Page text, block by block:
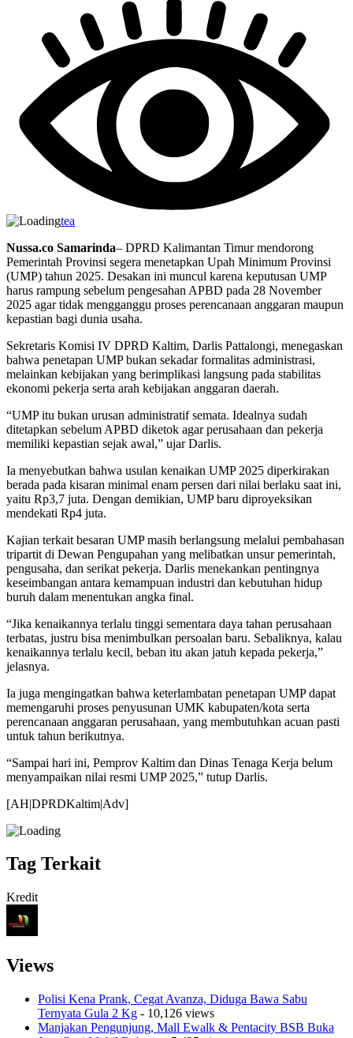
tea
Nussa.co Samarinda– DPRD Kalimantan Timur mendorong
Pemerintah Provinsi segera menetapkan Upah Minimum Provinsi
(UMP) tahun 2025. Desakan ini muncul karena keputusan UMP
harus rampung sebelum pengesahan APBD pada 28 November
2025 agar tidak mengganggu proses perencanaan anggaran maupun
kepastian bagi dunia usaha.
Sekretaris Komisi IV DPRD Kaltim, Darlis Pattalongi, menegaskan
bahwa penetapan UMP bukan sekadar formalitas administrasi,
melainkan kebijakan yang berimplikasi langsung pada stabilitas
ekonomi pekerja serta arah kebijakan anggaran daerah.
“UMP itu bukan urusan administratif semata. Idealnya sudah
ditetapkan sebelum APBD diketok agar perusahaan dan pekerja
memiliki kepastian sejak awal,” ujar Darlis.
Ia menyebutkan bahwa usulan kenaikan UMP 2025 diperkirakan
berada pada kisaran minimal enam persen dari nilai berlaku saat ini,
yaitu Rp3,7 juta. Dengan demikian, UMP baru diproyeksikan
mendekati Rp4 juta.
Kajian terkait besaran UMP masih berlangsung melalui pembahasan
tripartit di Dewan Pengupahan yang melibatkan unsur pemerintah,
pengusaha, dan serikat pekerja. Darlis menekankan pentingnya
keseimbangan antara kemampuan industri dan kebutuhan hidup
buruh dalam menentukan angka final.
“Jika kenaikannya terlalu tinggi sementara daya tahan perusahaan
terbatas, justru bisa menimbulkan persoalan baru. Sebaliknya, kalau
kenaikannya terlalu kecil, beban itu akan jatuh kepada pekerja,”
jelasnya.
Ia juga mengingatkan bahwa keterlambatan penetapan UMP dapat
memengaruhi proses penyusunan UMK kabupaten/kota serta
perencanaan anggaran perusahaan, yang membutuhkan acuan pasti
untuk tahun berikutnya.
“Sampai hari ini, Pemprov Kaltim dan Dinas Tenaga Kerja belum
menyampaikan nilai resmi UMP 2025,” tutup Darlis.
[AH|DPRDKaltim|Adv]
Tag Terkait
Kredit
Views
Polisi Kena Prank, Cegat Avanza, Diduga Bawa Sabu
Ternyata Gula 2 Kg - 10,126 views
Manjakan Pengunjung, Mall Ewalk & Pentacity BSB Buka